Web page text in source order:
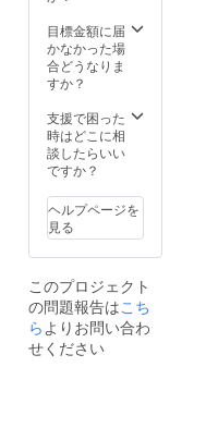
目標金額に届
かなかった場
合どうなりま
すか？
支援で困った
時はどこに相
談したらいい
ですか？
ヘルプページを
見る
このプロジェクト
の問題報告はこち
らよりお問い合わ
せください